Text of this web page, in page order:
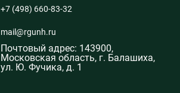
+7 (498) 660-83-32
mail@rgunh.ru
Почтовый адрес: 143900,
Московская область, г. Балашиха,
ул. Ю. Фучика, д. 1